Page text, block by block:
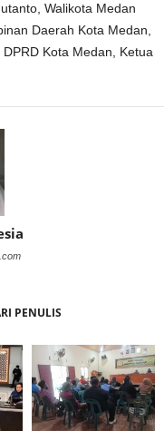
Walikota Medan
Daerah Kota Medan,
Kota Medan, Ketua
PENULIS